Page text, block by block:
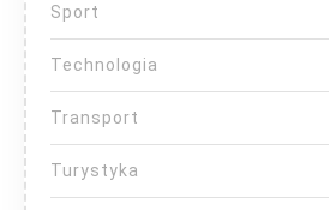
Sport
Technologia
Transport
Turystyka